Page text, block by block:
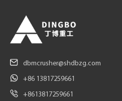
dbmcrusher@shdbzg.com
+86 13817259661
+8613817259661